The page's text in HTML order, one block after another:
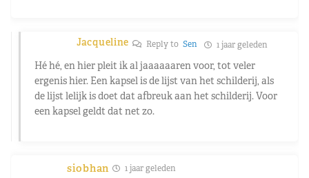
Jacqueline Reply to Sen 1 jaar geleden
Hé hé, en hier pleit ik al jaaaaaaren voor, tot veler
ergenis hier. Een kapsel is de lijst van het schilderij, als
de lijst lelijk is doet dat afbreuk aan het schilderij. Voor
een kapsel geldt dat net zo.
siobhan 1 jaar geleden